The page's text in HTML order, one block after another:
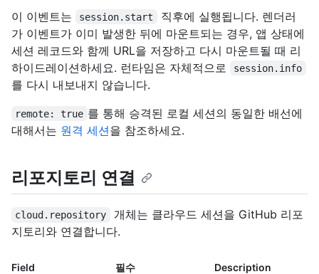
이 이벤트는 session.start
직후에 실행됩니다. 렌더러
가 이벤트가 이미 발생한 뒤에 마운트되는 경우, 앱 상태에
세션 레코드와 함께 URL을 저장하고 다시 마운트될 때 리
하이드레이션하세요. 런타임은 자체적으로
session.info
를 다시 내보내지 않습니다.
remote: true 를 통해 승격된 로컬 세션의 동일한 배선에
대해서는 원격 세션을 참조하세요.
리포지토리 연결
cloud.repository
개체는 클라우드 세션을 GitHub 리포
지토리와 연결합니다.
Field 필수 Description